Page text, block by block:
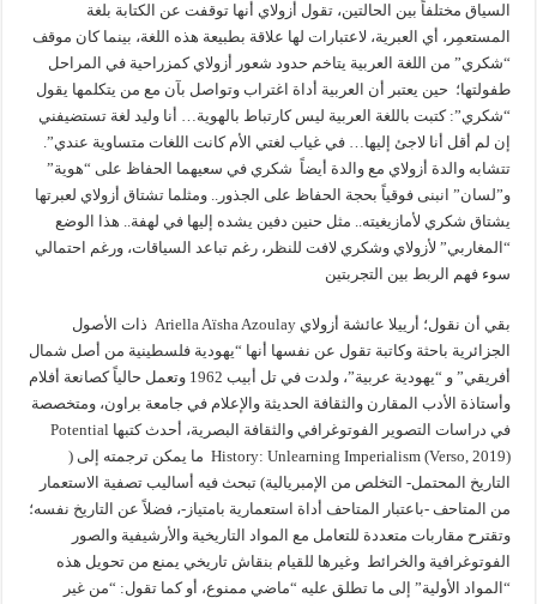
السياق مختلفاً بين الحالتين، تقول أزولاي أنها توقفت عن الكتابة بلغة
المستعمِر، أي العبرية، لاعتبارات لها علاقة بطبيعة هذه اللغة، بينما كان موقف
“شكري” من اللغة العربية يتاخم حدود شعور أزولاي كمزراحية في المراحل
طفولتها؛ حين يعتبر أن العربية أداة اغتراب وتواصل بآن مع من يتكلمها يقول
“شكري”: كتبت باللغة العربية ليس كارتباط بالهوية… أنا وليد لغة تستضيفني
إن لم أقل أنا لاجئ إليها… في غياب لغتي الأم كانت اللغات متساوية عندي”.
تتشابه والدة أزولاي مع والدة أيضاً شكري في سعيهما الحفاظ على “هوية”
و”لسان” انبنى فوقياً بحجة الحفاظ على الجذور.. ومثلما تشتاق أزولاي لعبرتها
يشتاق شكري لأمازيغيته.. مثل حنين دفين يشده إليها في لهفة.. هذا الوضع
“المغاربي” لأزولاي وشكري لافت للنظر، رغم تباعد السياقات، ورغم احتمالي
سوء فهم الربط بين التجربتين
بقي أن نقول؛ أرييلا عائشة أزولاي Ariella Aïsha Azoulay ذات الأصول
الجزائرية باحثة وكاتبة تقول عن نفسها أنها “يهودية فلسطينية من أصل شمال
أفريقي” و “يهودية عربية”، ولدت في تل أبيب 1962 وتعمل حالياً كصانعة أفلام
وأستاذة الأدب المقارن والثقافة الحديثة والإعلام في جامعة براون، ومتخصصة
في دراسات التصوير الفوتوغرافي والثقافة البصرية، أحدث كتبها Potential
History: Unlearning Imperialism (Verso, 2019) ما يمكن ترجمته إلى (
التاريخ المحتمل- التخلص من الإمبريالية) تبحث فيه أساليب تصفية الاستعمار
من المتاحف -باعتبار المتاحف أداة استعمارية بامتياز-، فضلاً عن التاريخ نفسه؛
وتقترح مقاربات متعددة للتعامل مع المواد التاريخية والأرشيفية والصور
الفوتوغرافية والخرائط وغيرها للقيام بنقاش تاريخي يمنع من تحويل هذه
“المواد الأولية” إلى ما تطلق عليه “ماضي ممنوع، أو كما تقول: “من غير